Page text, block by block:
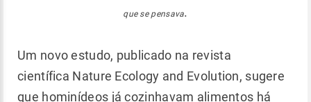
que se pensava.
Um novo estudo, publicado na revista
científica Nature Ecology and Evolution, sugere
que hominídeos já cozinhavam alimentos há